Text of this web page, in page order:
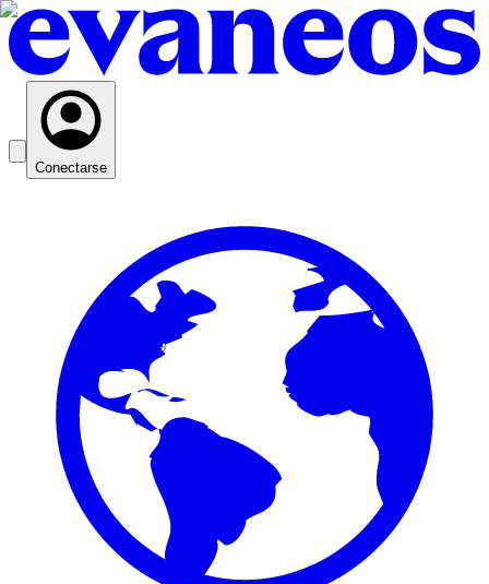
Conectarse